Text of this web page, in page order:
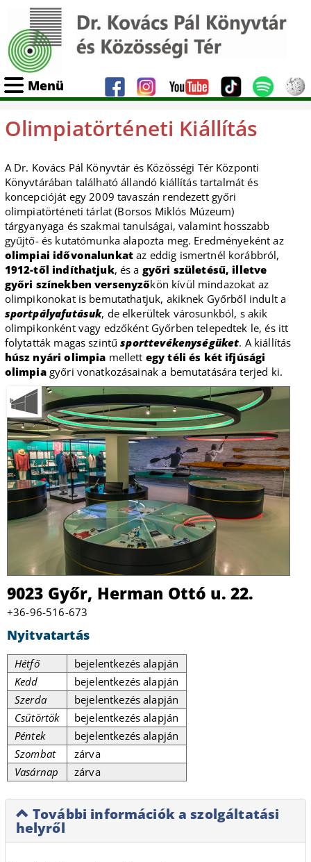
Menü
Olimpiatörténeti Kiállítás
A Dr. Kovács Pál Könyvtár és Közösségi Tér Központi
Könyvtárában található állandó kiállítás tartalmát és
koncepcióját egy 2009 tavaszán rendezett győri
olimpiatörténeti tárlat (Borsos Miklós Múzeum)
tárgyanyaga és szakmai tanulságai, valamint hosszabb
gyűjtő- és kutatómunka alapozta meg. Eredményeként az
olimpiai idővonalunkat az eddig ismertnél korábbról,
1912-től indíthatjuk, és a győri születésű, illetve
győri színekben versenyzőkön kívül mindazokat az
olimpikonokat is bemutathatjuk, akiknek Győrből indult a
sportpályafutásuk, de elkerültek városunkból, s akik
olimpikonként vagy edzőként Győrben telepedtek le, és itt
folytatták magas szintűsporttevékenységüket. A kiállítás
húsz nyári olimpia mellett egy téli és két ifjúsági
olimpiagyőri vonatkozásainak a bemutatására terjed ki.
9023 Győr, Herman Ottó u. 22.
+36-96-516-673
Nyitvatartás
Hétfő
bejelentkezés alapján
Kedd
bejelentkezés alapján
Szerda
bejelentkezés alapján
Csütörtök
bejelentkezés alapján
Péntek
bejelentkezés alapján
Szombat
zárva
Vasárnap
zárva
További információk a szolgáltatási
helyről